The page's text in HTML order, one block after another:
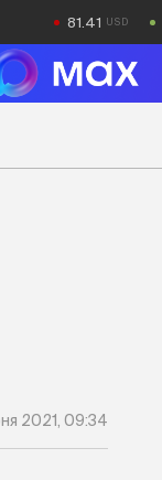
81.41
2021, 09:34